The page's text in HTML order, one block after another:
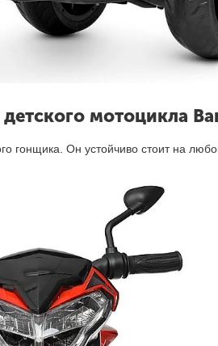
мотоцикла
Он устойчиво стоит на